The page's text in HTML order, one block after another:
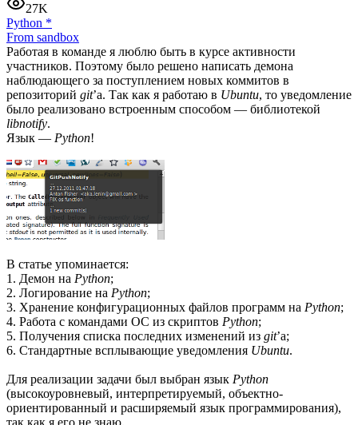
27K
Python *
From sandbox
Работая в команде я люблю быть в курсе активности
участников. Поэтому было решено написать демона
наблюдающего за поступлением новых коммитов в
репозиторий git’а. Так как я работаю в Ubuntu, то уведомление
было реализовано встроенным способом — библиотекой
libnotify.
Язык — Python!
В статье упоминается:
1. Демон на Python;
2. Логирование на Python;
3. Хранение конфигурационных файлов программ на Python;
4. Работа с командами ОС из скриптов Python;
5. Получения списка последних изменений из git’а;
6. Стандартные всплывающие уведомления Ubuntu.
Для реализации задачи был выбран язык Python
(высокоуровневый, интерпретируемый, объектно-
ориентированный и расширяемый язык программирования),
так как я его не знаю.